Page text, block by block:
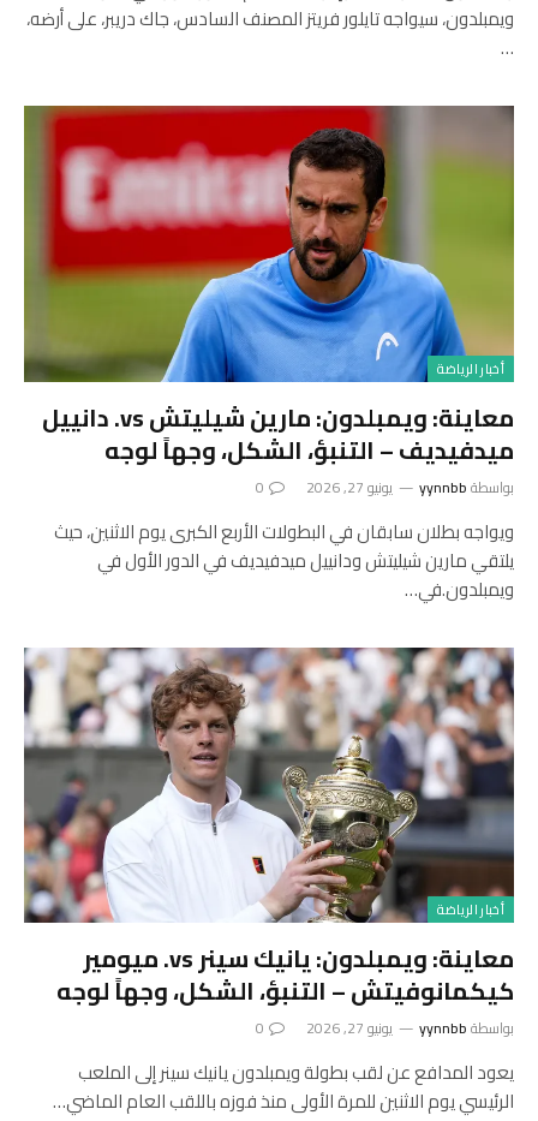
ويمبلدون، سيواجه تايلور فريتز المصنف السادس، جاك دريبر، على أرضه،
…
أخبار الرياضة
معاينة: ويمبلدون: مارين شيليتش vs. دانييل
ميدفيديف – التنبؤ، الشكل، وجهاً لوجه
بواسطةyynnbb يونيو 27, 2026 0
ويواجه بطلان سابقان في البطولات الأربع الكبرى يوم الاثنين، حيث
يلتقي مارين شيليتش ودانييل ميدفيديف في الدور الأول في
ويمبلدون.في…
أخبار الرياضة
معاينة: ويمبلدون: يانيك سينر vs. ميومير
كيكمانوفيتش – التنبؤ، الشكل، وجهاً لوجه
بواسطةyynnbb يونيو 27, 2026 0
يعود المدافع عن لقب بطولة ويمبلدون يانيك سينر إلى الملعب
الرئيسي يوم الاثنين للمرة الأولى منذ فوزه باللقب العام الماضي…